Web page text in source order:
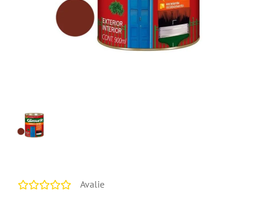
Avalie